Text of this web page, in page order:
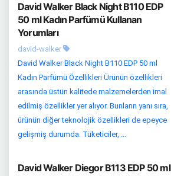
David Walker Black Night B110 EDP
50 ml Kadın Parfümü Kullanan
Yorumları
david-walker
David Walker Black Night B110 EDP 50 ml
Kadın Parfümü Özellikleri Ürünün özellikleri
arasında üstün kalitede malzemelerden imal
edilmiş özellikler yer alıyor. Bunların yanı sıra,
ürünün diğer teknolojik özellikleri de epeyce
gelişmiş durumda. Tüketiciler, ...
David Walker Diegor B113 EDP 50 ml